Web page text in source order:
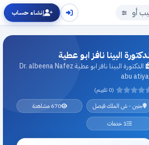
إنشاء حساب
البينا نافز ابو عطية
الدكتورة البينا نافز ابو عطية Dr. albeena Nafez
abu
(0 تقييم)
جنين - ش الملك فيصل
670 مشاهدة
1 خدمات